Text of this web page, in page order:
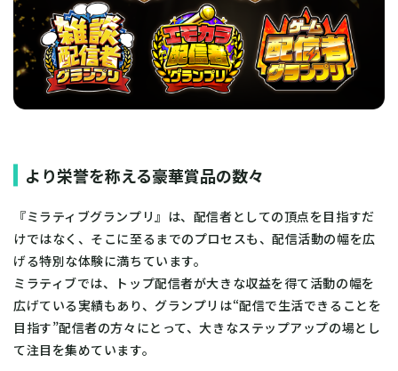
より栄誉を称える豪華賞品の数々
『ミラティブグランプリ』は、配信者としての頂点を目指すだ
けではなく、そこに至るまでのプロセスも、配信活動の幅を広
げる特別な体験に満ちています。
ミラティブでは、トップ配信者が大きな収益を得て活動の幅を
広げている実績もあり、グランプリは“配信で生活できることを
目指す”配信者の方々にとって、大きなステップアップの場とし
て注目を集めています。